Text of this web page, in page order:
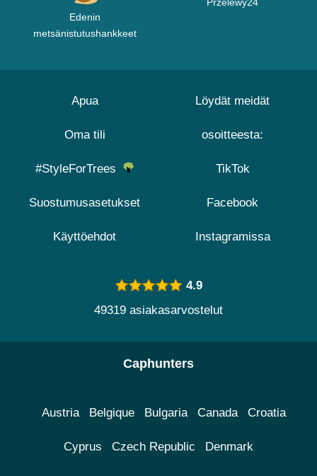
Edenin
metsänistutushankkeet
Apua
Oma tili
#StyleForTrees
Suostumusasetukset
Käyttöehdot
Löydät meidät
osoitteesta:
TikTok
Facebook
Instagramissa
4.9
49319 asiakasarvostelut
Caphunters
Austria Belgique Bulgaria Canada Croatia
Cyprus Czech Republic Denmark